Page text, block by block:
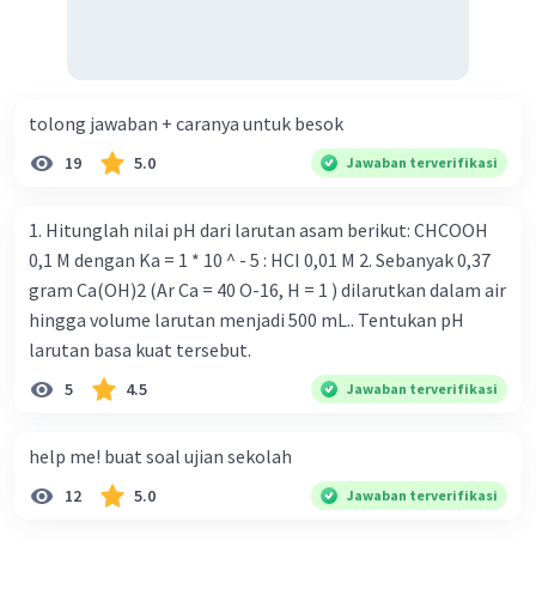
tolong jawaban + caranya untuk besok
19 5.0 Jawaban terverifikasi
1. Hitunglah nilai pH dari larutan asam berikut: CHCOOH
0,1 M dengan Ka = 1 * 10 ^ - 5 : HCI 0,01 M 2. Sebanyak 0,37
gram Ca(OH)2 (Ar Ca = 40 O-16, H = 1 ) dilarutkan dalam air
hingga volume larutan menjadi 500 mL.. Tentukan pH
larutan basa kuat tersebut.
5 4.5 Jawaban terverifikasi
help me! buat soal ujian sekolah
12 5.0 Jawaban terverifikasi